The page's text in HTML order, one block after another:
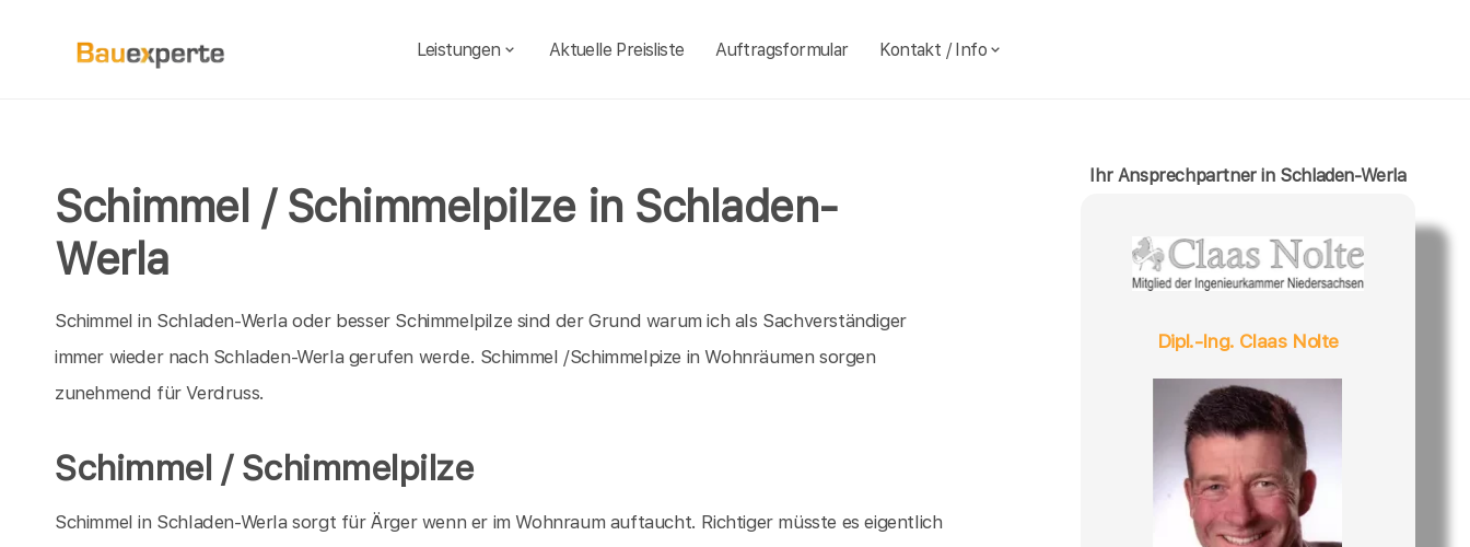
Leistungen Aktuelle Preisliste Auftragsformular Kontakt / Info
Schimmel / Schimmelpilze in Schladen-
Werla
Schimmel in Schladen-Werla oder besser Schimmelpilze sind der Grund warum ich als Sachverständiger
immer wieder nach Schladen-Werla gerufen werde. Schimmel /Schimmelpize in Wohnräumen sorgen
zunehmend für Verdruss.
Schimmel / Schimmelpilze
Schimmel in Schladen-Werla sorgt für Ärger wenn er im Wohnraum auftaucht. Richtiger müsste es eigentlich
Ihr Ansprechpartner in Schladen-Werla
Dipl.-Ing. Claas Nolte